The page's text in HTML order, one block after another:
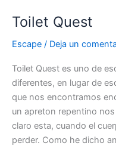
Toilet Quest
Escape / Deja un
Toilet Quest es uno de
diferentes, en lugar de
que nos encontramos
un apreton repentino
claro esta, cuando el
perder. Como he dicho